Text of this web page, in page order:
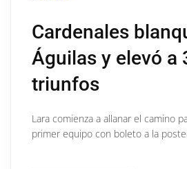
Cardenales
Águilas y elevó a
triunfos
Lara comienza a allanar el camino
primer equipo con boleto a la